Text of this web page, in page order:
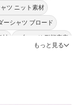
ツ ニット素材
ーシャツ ブロード
材 #ブロード 形態安定
もっと見る